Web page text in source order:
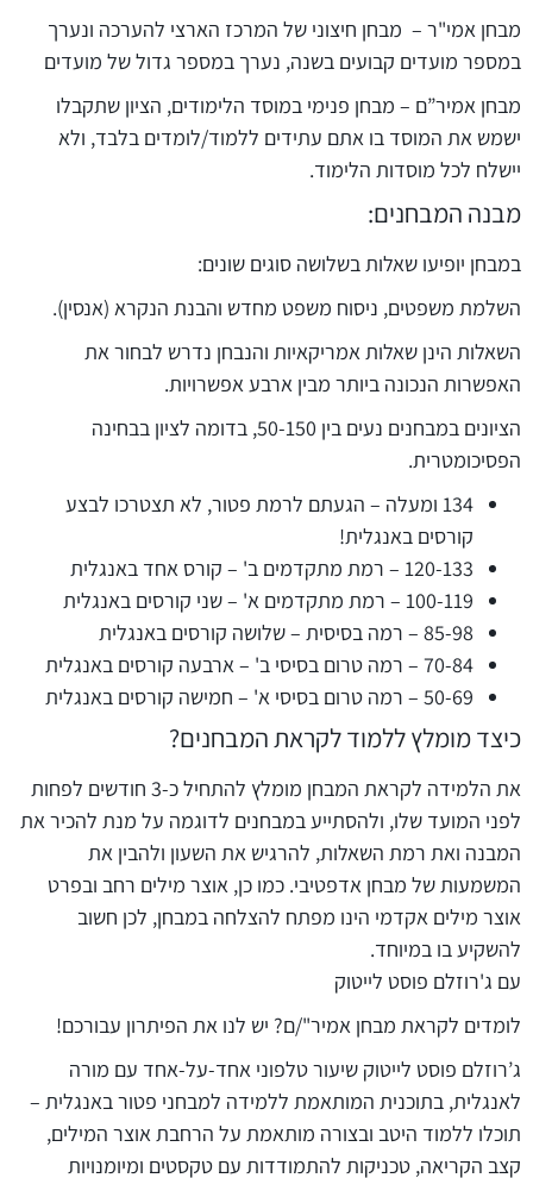
מבחן אמי"ר – מבחן חיצוני של המרכז הארצי להערכה ונערך
במספר מועדים קבועים בשנה, נערך במספר גדול של מועדים
מבחן אמיר”ם – מבחן פנימי במוסד הלימודים, הציון שתקבלו
ישמש את המוסד בו אתם עתידים ללמוד/לומדים בלבד, ולא
יישלח לכל מוסדות הלימוד.
מבנה המבחנים:
במבחן יופיעו שאלות בשלושה סוגים שונים:
השלמת משפטים, ניסוח משפט מחדש והבנת הנקרא (אנסין).
השאלות הינן שאלות אמריקאיות והנבחן נדרש לבחור את
האפשרות הנכונה ביותר מבין ארבע אפשרויות.
הציונים במבחנים נעים בין 50-150, בדומה לציון בבחינה
הפסיכומטרית.
134 ומעלה – הגעתם לרמת פטור, לא תצטרכו לבצע
קורסים באנגלית!
120-133 – רמת מתקדמים ב' – קורס אחד באנגלית
100-119 – רמת מתקדמים א' – שני קורסים באנגלית
85-98 – רמה בסיסית – שלושה קורסים באנגלית
70-84 – רמה טרום בסיסי ב' – ארבעה קורסים באנגלית
50-69 – רמה טרום בסיסי א' – חמישה קורסים באנגלית
כיצד מומלץ ללמוד לקראת המבחנים?
את הלמידה לקראת המבחן מומלץ להתחיל כ-3 חודשים לפחות
לפני המועד שלו, ולהסתייע במבחנים לדוגמה על מנת להכיר את
המבנה ואת רמת השאלות, להרגיש את השעון ולהבין את
המשמעות של מבחן אדפטיבי. כמו כן, אוצר מילים רחב ובפרט
אוצר מילים אקדמי הינו מפתח להצלחה במבחן, לכן חשוב
להשקיע בו במיוחד.
עם ג'רוזלם פוסט לייטוק
לומדים לקראת מבחן אמיר"/ם? יש לנו את הפיתרון עבורכם!
ג’רוזלם פוסט לייטוק שיעורטלפוני אחד-על-אחד עם מורה
לאנגלית, בתוכנית המותאמת ללמידה למבחני פטור באנגלית –
תוכלו ללמוד היטב ובצורה מותאמת על הרחבת אוצר המילים,
קצב הקריאה, טכניקות להתמודדות עם טקסטים ומיומנויות